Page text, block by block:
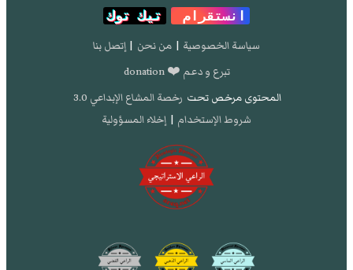
انستقرام
تيك توك
سياسة الخصوصية | من نحن | إتصل بنا
تبرع و دعم ❤️ donation
المحتوى مرخص تحت رخصة المشاع الإبداعي 3.0
شروط الإستخدام | إخلاء المسؤولية